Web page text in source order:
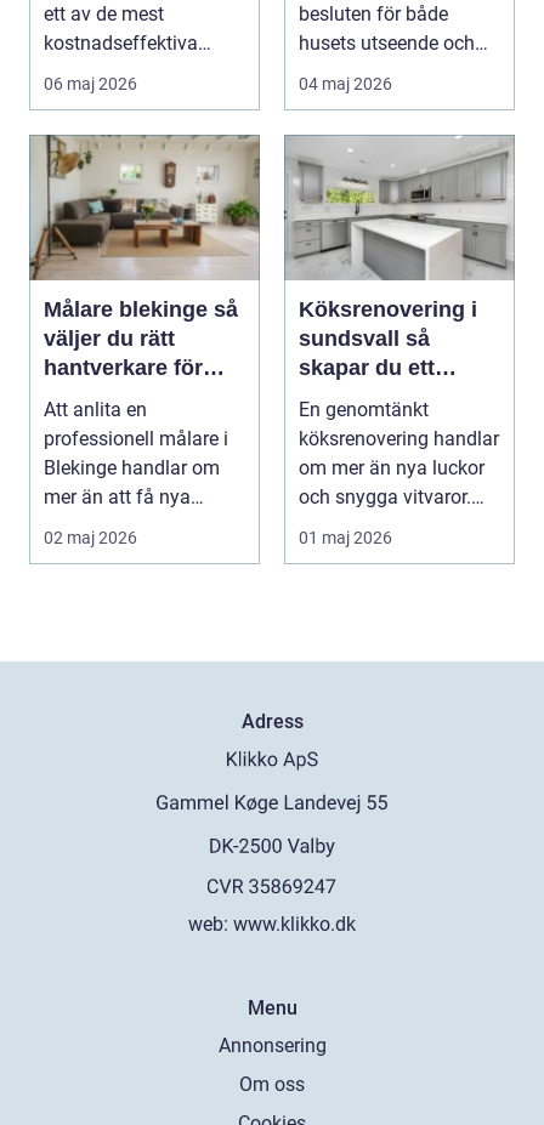
ett av de mest
kostnadseffektiva
sätten att sänka sina
upp...
06 maj 2026
besluten för både
husets utseende och
energiförbrukning...
04 maj 2026
Målare blekinge så
väljer du rätt
hantverkare för
hem och företag
Att anlita en
professionell målare i
Blekinge handlar om
mer än att få nya
färger på väggarna.
Rätt ...
02 maj 2026
Köksrenovering i
sundsvall så
skapar du ett
hållbart och
funktionellt kök
En genomtänkt
köksrenovering handlar
om mer än nya luckor
och snygga vitvaror.
När köket byggs om
01 maj 2026
Adress
web: www.klikko.dk
Menu
Annonsering
Om oss